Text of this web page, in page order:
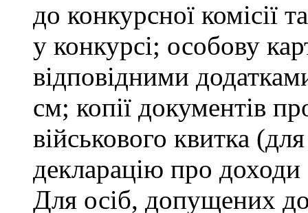
до конкурсної комісії
у конкурсі; особову
відповідними
см; копії документів
військового квитка
декларацію про доходи
Для осіб, допущених